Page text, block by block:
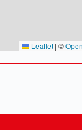
Leaflet | ©